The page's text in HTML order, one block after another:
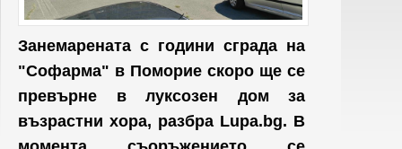
Занемарената с години сграда на
"Софарма" в Поморие скоро ще се
превърне в луксозен дом за
възрастни хора, разбра Lupa.bg. В